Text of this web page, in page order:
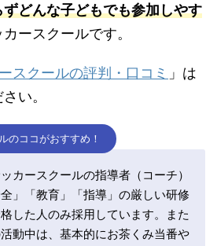
どんな子どもでも参加しやす
ースクールです。
スクールの評判・口コミ 」は
い。
のココがおすすめ！
カースクールの指導者（コーチ）
」「教育」「指導」の厳しい研修
した人のみ採用しています。また
動中は、基本的にお茶くみ当番や